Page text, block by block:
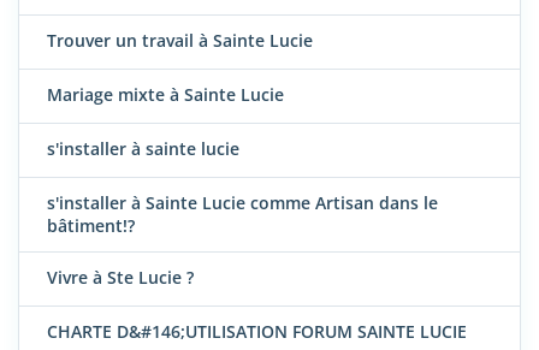
Trouver un travail à Sainte Lucie
Mariage mixte à Sainte Lucie
s'installer à sainte lucie
s'installer à Sainte Lucie comme Artisan dans le
bâtiment!?
Vivre à Ste Lucie ?
CHARTE D&#146;UTILISATION FORUM SAINTE LUCIE